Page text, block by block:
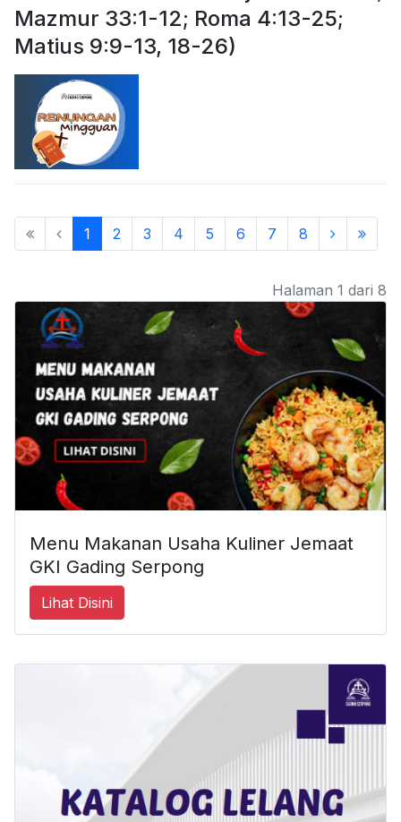
Mazmur 33:1-12; Roma 4:13-25;
Matius 9:9-13, 18-26)
1 2 3 4 5 6 7 8
Halaman 1 dari 8
Menu Makanan Usaha Kuliner Jemaat
GKI Gading Serpong
Lihat Disini